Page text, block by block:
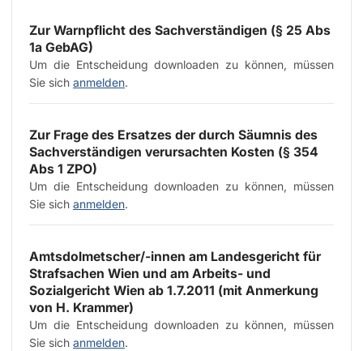
Zur Warnpflicht des Sachverständigen (§ 25 Abs
1a GebAG)
Um die Entscheidung downloaden zu können, müssen
Sie sich anmelden.
Zur Frage des Ersatzes der durch Säumnis des
Sachverständigen verursachten Kosten (§ 354
Abs 1 ZPO)
Um die Entscheidung downloaden zu können, müssen
Sie sich anmelden.
Amtsdolmetscher/-innen am Landesgericht für
Strafsachen Wien und am Arbeits- und
Sozialgericht Wien ab 1.7.2011 (mit Anmerkung
von H. Krammer)
Um die Entscheidung downloaden zu können, müssen
Sie sich anmelden.